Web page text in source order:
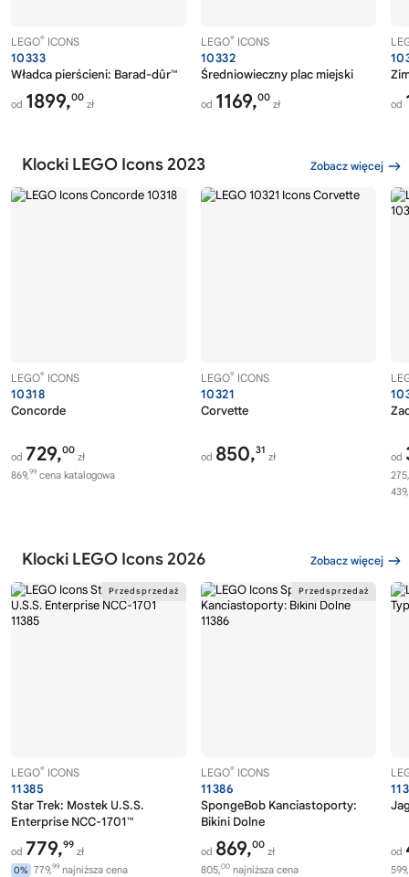
LEGO® ICONS
10333
Władca pierścieni: Barad-dûr™
od 1899,00
zł
LEGO® ICONS
10332
Średniowieczny plac miejski
od 1169,00
zł od
Klocki LEGO Icons 2023 Zobacz więcej
LEGO® ICONS
10318
Concorde
od 729,00
zł
869,99 cena katalogowa
LEGO® ICONS
10321
Corvette
od 850,31
zł od
275,
439,
Klocki LEGO Icons 2026 Zobacz więcej
LEGO® ICONS
11385
Star Trek: Mostek U.S.S.
Enterprise NCC-1701™
od 779,99
zł
0% 779,99 najniższa cena
LEGO® ICONS
11386
SpongeBob Kanciastoporty:
Bikini Dolne
od 869,00
zł
805,00 najniższa cena
od
599,